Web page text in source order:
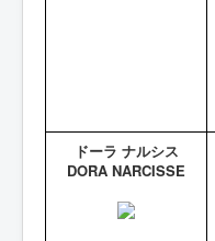
ドーラ ナルシス
DORA NARCISSE